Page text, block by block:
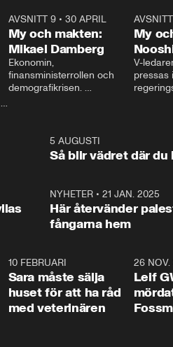
AVSNITT 9• 30 APRIL
My och makten:
Mikael Damberg
Ekonomin,
finansministerrollen och
demografikrisen.
och Makten.
My
V-
pressas
– Vi
vara
1:065 AUGUSTI
Så blir vädret där du
NYHETER •21 JAN. 2025
Här återvänder
fångarna hem
10 FEBRUARI
Sara måste sälja
huset för att ha råd
med veterinären
26 NOV.
Leif